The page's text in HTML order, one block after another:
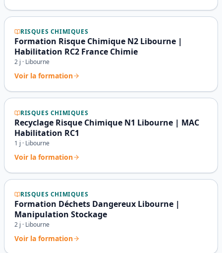
RISQUES CHIMIQUES
Formation Risque Chimique N2 Libourne |
Habilitation RC2 France Chimie
2 j · Libourne
Voir la formation
RISQUES CHIMIQUES
Recyclage Risque Chimique N1 Libourne | MAC
Habilitation RC1
1 j · Libourne
Voir la formation
RISQUES CHIMIQUES
Formation Déchets Dangereux Libourne |
Manipulation Stockage
2 j · Libourne
Voir la formation